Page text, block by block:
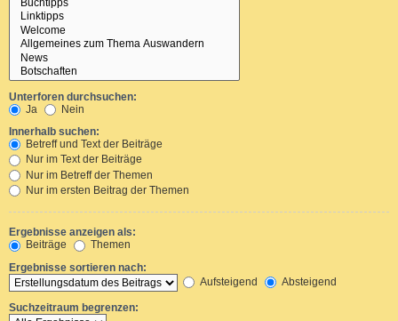
Unterforen durchsuchen:
Ja
Nein
Innerhalb suchen:
Betreff und Text der Beiträge
Nur im Text der Beiträge
Nur im Betreff der Themen
Nur im ersten Beitrag der Themen
Ergebnisse anzeigen als:
Beiträge
Themen
Ergebnisse sortieren nach:
Aufsteigend
Absteigend
Suchzeitraum begrenzen: